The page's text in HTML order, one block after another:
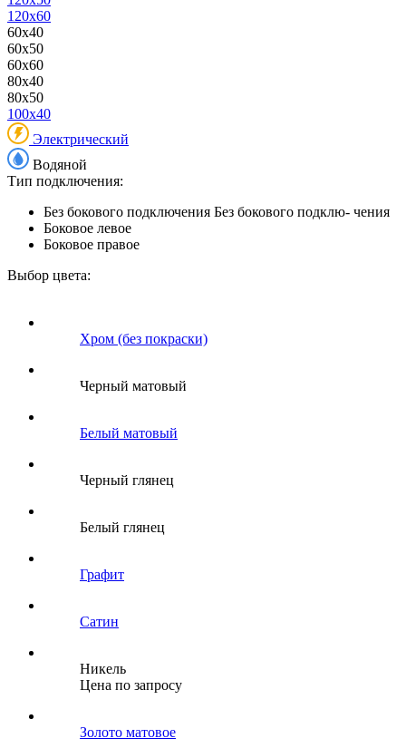
120x60
60x40
60x50
60x60
80x40
80x50
100x40
Электрический
Водяной
Тип подключения:
Без бокового подключения Без бокового подклю- чения
Боковое левое
Боковое правое
Выбор цвета:
Хром (без покраски)
Черный матовый
Белый матовый
Черный глянец
Белый глянец
Графит
Сатин
Никель
Цена по запросу
Золото матовое